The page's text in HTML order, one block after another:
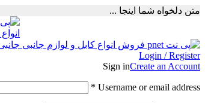
متن دلخواه شما اینجا ...
Login / Register
Sign inCreate an Account
Username or email address
*